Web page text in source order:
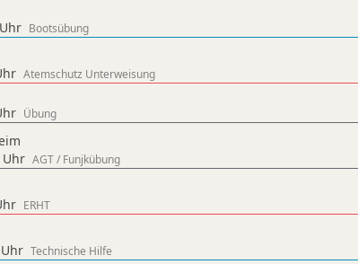
Bootsübung
Atemschutz Unterweisung
Übung
Uhr AGT / Funjkübung
ERHT
Technische Hilfe